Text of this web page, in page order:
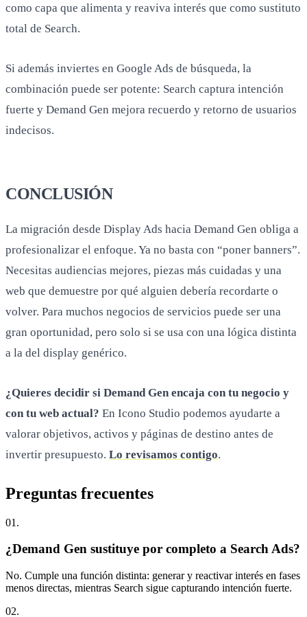
como capa que alimenta y reaviva interés que como sustituto
total de Search.
Si además inviertes en Google Ads de búsqueda, la
combinación puede ser potente: Search captura intención
fuerte y Demand Gen mejora recuerdo y retorno de usuarios
indecisos.
CONCLUSIÓN
La migración desde Display Ads hacia Demand Gen obliga a
profesionalizar el enfoque. Ya no basta con “poner banners”.
Necesitas audiencias mejores, piezas más cuidadas y una
web que demuestre por qué alguien debería recordarte o
volver. Para muchos negocios de servicios puede ser una
gran oportunidad, pero solo si se usa con una lógica distinta
a la del display genérico.
¿Quieres decidir si Demand Gen encaja con tu negocio y
con tu web actual? En Icono Studio podemos ayudarte a
valorar objetivos, activos y páginas de destino antes de
invertir presupuesto. Lo revisamos contigo.
Preguntas frecuentes
01 .
¿Demand Gen sustituye por completo a Search Ads?
No. Cumple una función distinta: generar y reactivar interés en fases
menos directas, mientras Search sigue capturando intención fuerte.
02.